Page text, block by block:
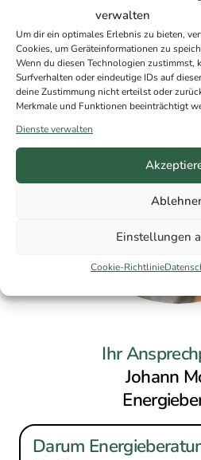
verwalten
Um dir ein optimales Erlebnis zu bieten,
Cookies, um Geräteinformationen zu
Wenn du diesen Technologien zustimmst,
Surfverhalten oder eindeutige IDs auf
deine Zustimmung nicht erteilst oder
Merkmale und Funktionen beeinträchtigt
Dienste verwalten
Einstellungen
Cookie-Richtlinie
bei uns
Ihr
Johann
Darum